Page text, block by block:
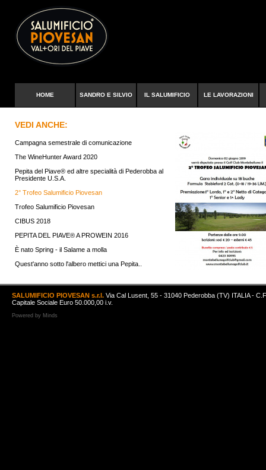
HOME SANDRO E SILVIO IL SALUMIFICIO LE LAVORAZIONI
VEDI ANCHE:
Campagna semestrale di comunicazione
The WineHunter Award 2020
Pepita del Piave® ed altre specialità di Pederobba al
Presidente U.S.A.
2° Trofeo Salumificio Piovesan
Trofeo Salumificio Piovesan
CIBUS 2018
PEPITA DEL PIAVE® A PROWEIN 2016
È nato Spring - il Salame a molla
Quest'anno sotto l'albero mettici una Pepita..
SALUMIFICIO PIOVESAN s.r.l. Via Cal Lusent, 55 - 31040 Pederobba (TV) ITALIA -
Capitale Sociale Euro 50.000,00 i.v.
Powered by Minds